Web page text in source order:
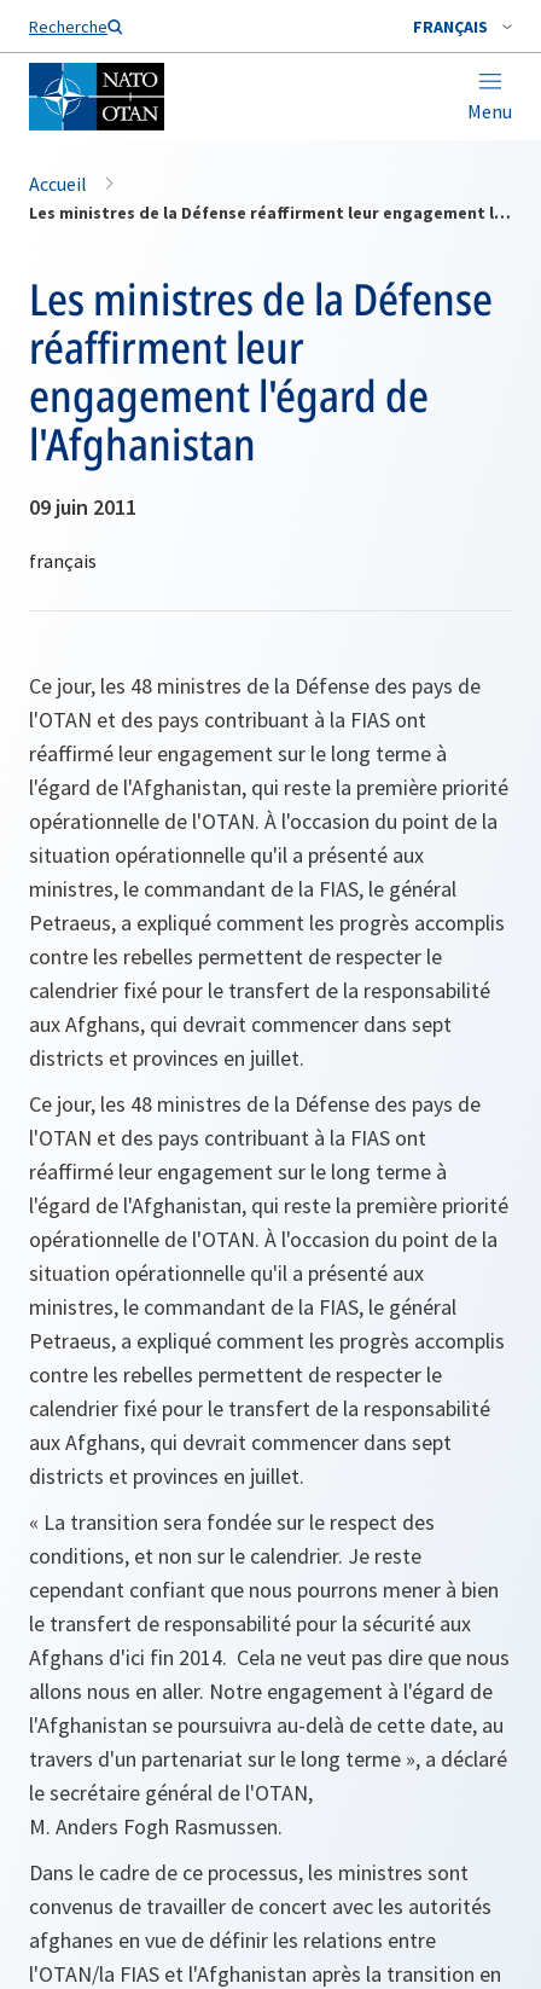
Recherche FRANÇAIS
Menu
Nom de famille*
Accueil
Les ministres de la Défense réaffirment leur engagement l'égard de l'Afghanistan
Les ministres de la Défense
réaffirment leur
engagement l'égard de
l'Afghanistan
09 juin 2011
Ce jour, les 48 ministres de la Défense des pays de
l'OTAN et des pays contribuant à la FIAS ont
réaffirmé leur engagement sur le long terme à
l'égard de l'Afghanistan, qui reste la première priorité
opérationnelle de l'OTAN. À l'occasion du point de la
situation opérationnelle qu'il a présenté aux
ministres, le commandant de la FIAS, le général
Petraeus, a expliqué comment les progrès accomplis
contre les rebelles permettent de respecter le
calendrier fixé pour le transfert de la responsabilité
aux Afghans, qui devrait commencer dans sept
districts et provinces en juillet.
Ce jour, les 48 ministres de la Défense des pays de
l'OTAN et des pays contribuant à la FIAS ont
réaffirmé leur engagement sur le long terme à
l'égard de l'Afghanistan, qui reste la première priorité
opérationnelle de l'OTAN. À l'occasion du point de la
situation opérationnelle qu'il a présenté aux
ministres, le commandant de la FIAS, le général
Petraeus, a expliqué comment les progrès accomplis
contre les rebelles permettent de respecter le
calendrier fixé pour le transfert de la responsabilité
aux Afghans, qui devrait commencer dans sept
districts et provinces en juillet.
« La transition sera fondée sur le respect des
conditions, et non sur le calendrier. Je reste
cependant confiant que nous pourrons mener à bien
le transfert de responsabilité pour la sécurité aux
Afghans d'ici fin 2014. Cela ne veut pas dire que nous
allons nous en aller. Notre engagement à l'égard de
l'Afghanistan se poursuivra au-delà de cette date, au
travers d'un partenariat sur le long terme », a déclaré
le secrétaire général de l'OTAN,
M. Anders Fogh Rasmussen.
Dans le cadre de ce processus, les ministres sont
convenus de travailler de concert avec les autorités
afghanes en vue de définir les relations entre
l'OTAN/la FIAS et l'Afghanistan après la transition en